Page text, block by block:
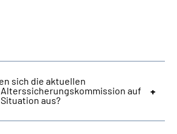
sich die aktuellen
auf
aus?